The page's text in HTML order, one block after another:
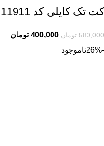
کت تک کایلی کد 11911
580,000 تومان 400,000 تومان
-26%
ناموجود